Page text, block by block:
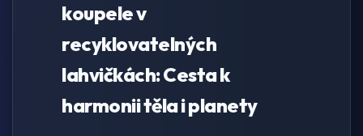
koupele v
recyklovatelných
lahvičkách: Cesta k
harmonii těla i planety